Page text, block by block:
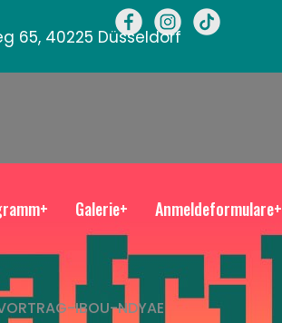
65, 40225 Düsseldorf
Galerie+ Anmeldeformulare+
IBOU-NDYAE